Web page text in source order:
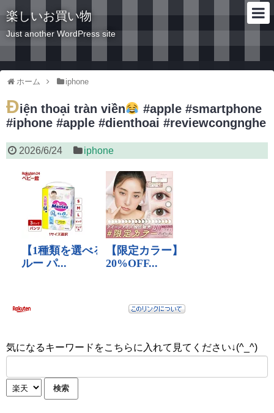
楽しいお買い物
Just another WordPress site
ホーム iphone
Điện thoại tràn viền
#apple #smartphone
#iphone #apple #dienthoai #reviewcongnghe
2026/6/24 iphone
気になるキーワードをこちらに入れて見てください↓(^_^)